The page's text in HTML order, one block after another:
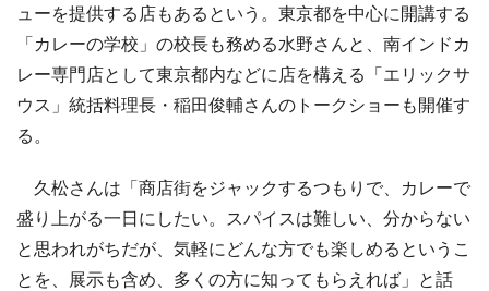
ューを提供する店もあるという。東京都を中心に開講する
「カレーの学校」の校長も務める水野さんと、南インドカ
レー専門店として東京都内などに店を構える「エリックサ
ウス」統括料理長・稲田俊輔さんのトークショーも開催す
る。
久松さんは「商店街をジャックするつもりで、カレーで
盛り上がる一日にしたい。スパイスは難しい、分からない
と思われがちだが、気軽にどんな方でも楽しめるというこ
とを、展示も含め、多くの方に知ってもらえれば」と話